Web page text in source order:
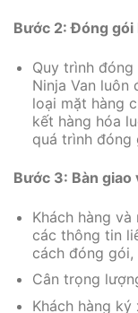
Bước 2: Đóng gói
Quy trình
Ninja Van luôn
loại mặt hàng
kết hàng hóa
quá trình đóng
Bước 3: Bàn giao
Khách hàng
các thông tin
cách đóng gói,
Cân trọng
Khách hàng